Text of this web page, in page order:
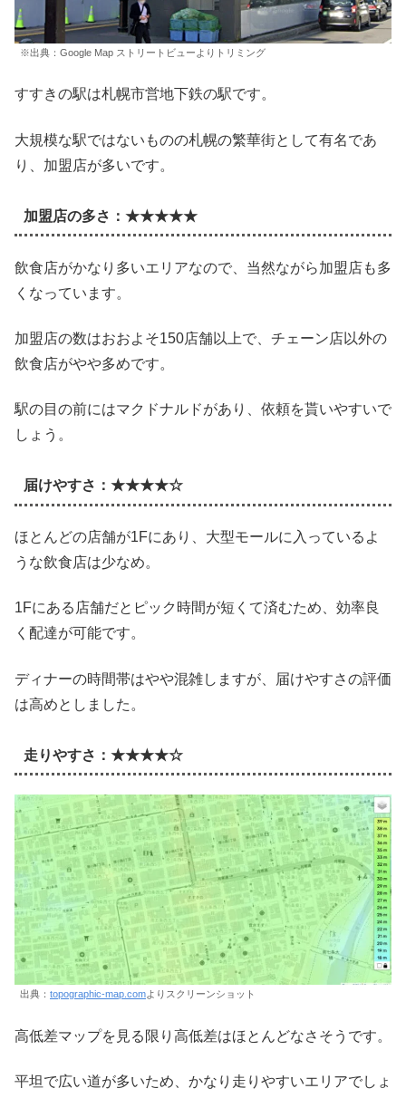
※出典：Google Map ストリートビューよりトリミング
すすきの駅は札幌市営地下鉄の駅です。
大規模な駅ではないものの札幌の繁華街として有名であ
り、加盟店が多いです。
加盟店の多さ：★★★★★
飲食店がかなり多いエリアなので、当然ながら加盟店も多
くなっています。
加盟店の数はおおよそ150店舗以上で、チェーン店以外の
飲食店がやや多めです。
駅の目の前にはマクドナルドがあり、依頼を貰いやすいで
しょう。
届けやすさ：★★★★☆
ほとんどの店舗が1Fにあり、大型モールに入っているよ
うな飲食店は少なめ。
1Fにある店舗だとピック時間が短くて済むため、効率良
く配達が可能です。
ディナーの時間帯はやや混雑しますが、届けやすさの評価
は高めとしました。
走りやすさ：★★★★☆
出典： topographic-map.comよりスクリーンショット
高低差マップを見る限り高低差はほとんどなさそうです。
平坦で広い道が多いため、かなり走りやすいエリアでしょ